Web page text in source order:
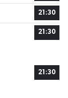
21:30
21:30
21:30